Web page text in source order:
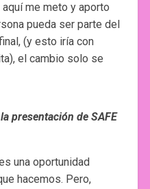
aquí me meto y aporto
pueda ser parte del
(y esto iría con
el cambio solo se
presentación de SAFE
una oportunidad
hacemos. Pero,